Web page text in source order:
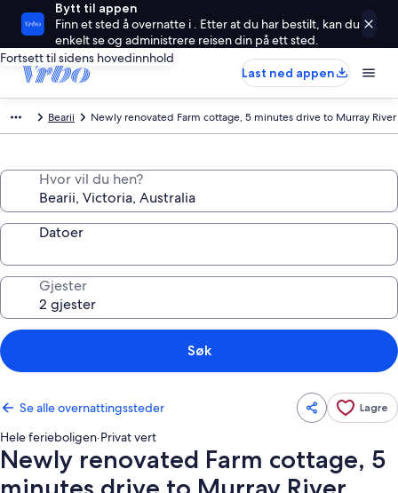
Bytt til appen
Finn et sted å overnatte i . Etter at du har bestilt, kan du
enkelt se og administrere reisen din på ett sted.
Fortsett til sidens hovedinnhold
Last ned appen
Bearii Newly renovated Farm cottage, 5 minutes drive to Murray River
Hvor vil du hen?
Datoer
Gjester
Søk
Se alle overnattingssteder Lagre
Hele ferieboligen·Privat vert
Newly renovated Farm cottage, 5